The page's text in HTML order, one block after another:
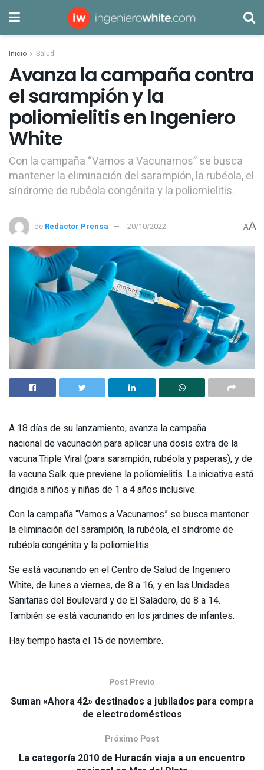
Inicio Salud
Avanza la campaña contra
el sarampión y la
poliomielitis en Ingeniero
White
Con la campaña “Vamos a Vacunarnos” se busca
mantener la eliminación del sarampión, la rubéola, el
síndrome de rubéola congénita y la poliomielitis.
de Redactor Prensa 20/10/2022 AA
A 18 días de su lanzamiento, avanza la campaña
nacional de vacunación para aplicar una dosis extra de la
vacuna Triple Viral (para sarampión, rubéola y paperas), y de
la vacuna Salk que previene la poliomielitis. La iniciativa está
dirigida a niños y niñas de 1 a 4 años inclusive.
Con la campaña “Vamos a Vacunarnos” se busca mantener
la eliminación del sarampión, la rubéola, el síndrome de
rubéola congénita y la poliomielitis.
Se está vacunando en el Centro de Salud de Ingeniero
White, de lunes a viernes, de 8 a 16, y en las Unidades
Sanitarias del Boulevard y de El Saladero, de 8 a 14.
También se está vacunando en los jardines de infantes.
Hay tiempo hasta el 15 de noviembre.
Post Previo
Suman «Ahora 42» destinados a jubilados para compra
de electrodomésticos
Próximo Post
La categoría 2010 de Huracán viaja a un encuentro